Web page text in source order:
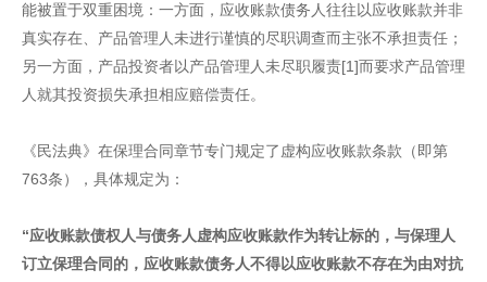
能被置于双重困境：一方面，应收账款债务人往往以应收账款并非
真实存在、产品管理人未进行谨慎的尽职调查而主张不承担责任；
另一方面，产品投资者以产品管理人未尽职履责[1]而要求产品管理
人就其投资损失承担相应赔偿责任。
《民法典》在保理合同章节专门规定了虚构应收账款条款（即第
763条），具体规定为：
“应收账款债权人与债务人虚构应收账款作为转让标的，与保理人
订立保理合同的，应收账款债务人不得以应收账款不存在为由对抗